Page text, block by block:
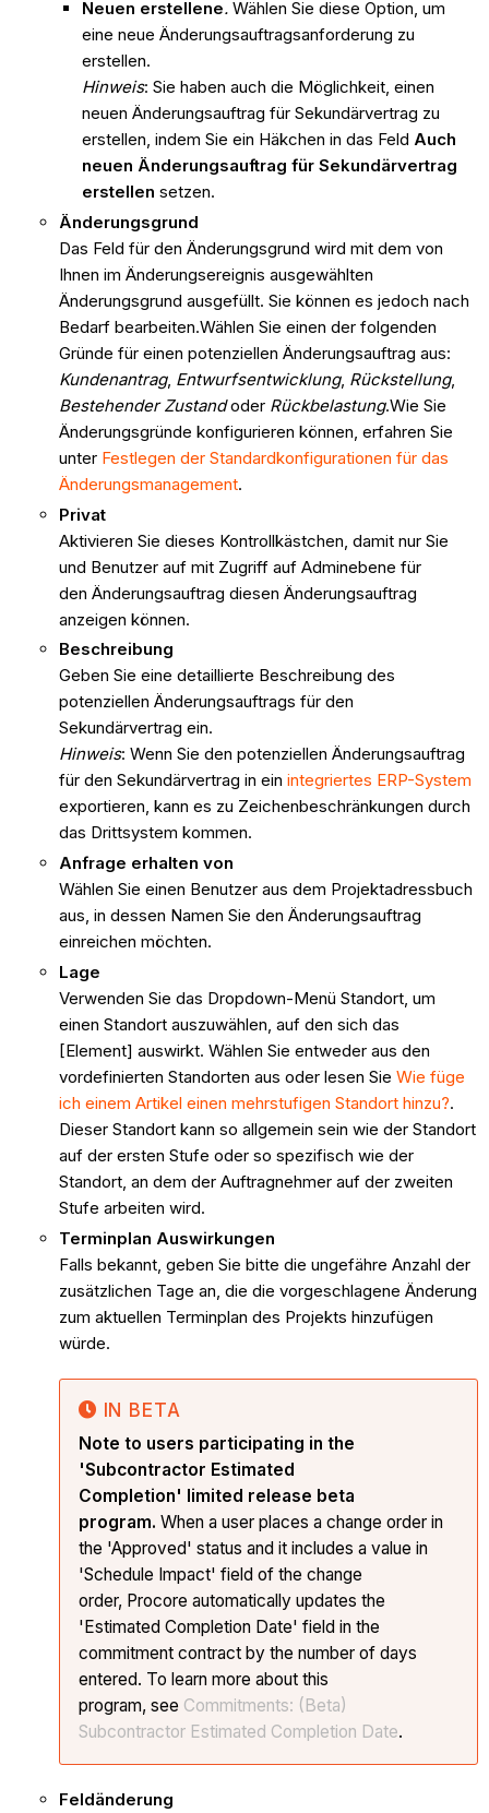
Neuen erstellene. Wählen Sie diese Option, um
eine neue Änderungsauftragsanforderung zu
erstellen.
Hinweis: Sie haben auch die Möglichkeit, einen
neuen Änderungsauftrag für Sekundärvertrag zu
erstellen, indem Sie ein Häkchen in das Feld Auch
neuen Änderungsauftrag für Sekundärvertrag
erstellen setzen.
Änderungsgrund
Das Feld für den Änderungsgrund wird mit dem von
Ihnen im Änderungsereignis ausgewählten
Änderungsgrund ausgefüllt. Sie können es jedoch nach
Bedarf bearbeiten.Wählen Sie einen der folgenden
Gründe für einen potenziellen Änderungsauftrag aus:
Kundenantrag, Entwurfsentwicklung, Rückstellung,
Bestehender Zustandoder Rückbelastung.Wie Sie
Änderungsgründe konfigurieren können, erfahren Sie
unter Festlegen der Standardkonfigurationen für das
Änderungsmanagement.
Privat
Aktivieren Sie dieses Kontrollkästchen, damit nur Sie
und Benutzer auf mit Zugriff auf Adminebene für
den Änderungsauftrag diesen Änderungsauftrag
anzeigen können.
Beschreibung
Geben Sie eine detaillierte Beschreibung des
potenziellen Änderungsauftrags für den
Sekundärvertrag ein.
Hinweis: Wenn Sie den potenziellen Änderungsauftrag
für den Sekundärvertrag in ein integriertes ERP-System
exportieren, kann es zu Zeichenbeschränkungen durch
das Drittsystem kommen.
Anfrage erhalten von
Wählen Sie einen Benutzer aus dem Projektadressbuch
aus, in dessen Namen Sie den Änderungsauftrag
einreichen möchten.
Lage
Verwenden Sie das Dropdown-Menü Standort, um
einen Standort auszuwählen, auf den sich das
[Element] auswirkt. Wählen Sie entweder aus den
vordefinierten Standorten aus oder lesen Sie Wie füge
ich einem Artikel einen mehrstufigen Standort hinzu?.
Dieser Standort kann so allgemein sein wie der Standort
auf der ersten Stufe oder so spezifisch wie der
Standort, an dem der Auftragnehmer auf der zweiten
Stufe arbeiten wird.
Terminplan Auswirkungen
Falls bekannt, geben Sie bitte die ungefähre Anzahl der
zusätzlichen Tage an, die die vorgeschlagene Änderung
zum aktuellen Terminplan des Projekts hinzufügen
würde.
IN BETA
Note to users participating in the
'Subcontractor Estimated
Completion' limited release beta
program. When a user places a change order in
the 'Approved' status and it includes a value in
'Schedule Impact' field of the change
order, Procore automatically updates the
'Estimated Completion Date' field in the
commitment contract by the number of days
entered. To learn more about this
program, see Commitments: (Beta)
Subcontractor Estimated Completion Date.
Feldänderung